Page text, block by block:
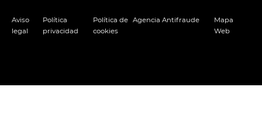
Aviso
legal
Política
privacidad
Política de
cookies
Agencia Antifraude
Mapa
Web